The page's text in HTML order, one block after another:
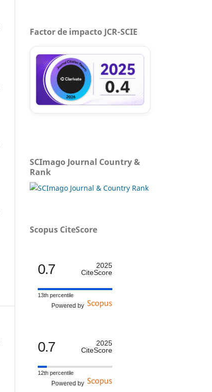
Factor de impacto JCR-SCIE
SCImago Journal Country &
Rank
Scopus CiteScore
0.7
2025
CiteScore
13th percentile
Powered by
0.7
2025
CiteScore
12th percentile
Powered by